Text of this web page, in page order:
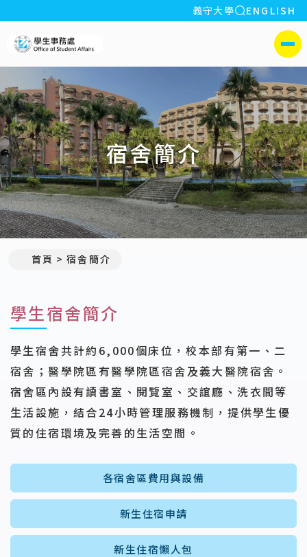
:::
義守大學 全站搜索
ENGLISH
側選單
宿舍簡介
首頁 宿舍簡介
學生宿舍簡介
學生宿舍共計約6,000個床位，校本部有第一、二
宿舍；醫學院區有醫學院區宿舍及義大醫院宿舍。
宿舍區內設有讀書室、閱覽室、交誼廳、洗衣間等
生活設施，結合24小時管理服務機制，提供學生優
質的住宿環境及完善的生活空間。
各宿舍區費用與設備
新生住宿申請
新生住宿懶人包